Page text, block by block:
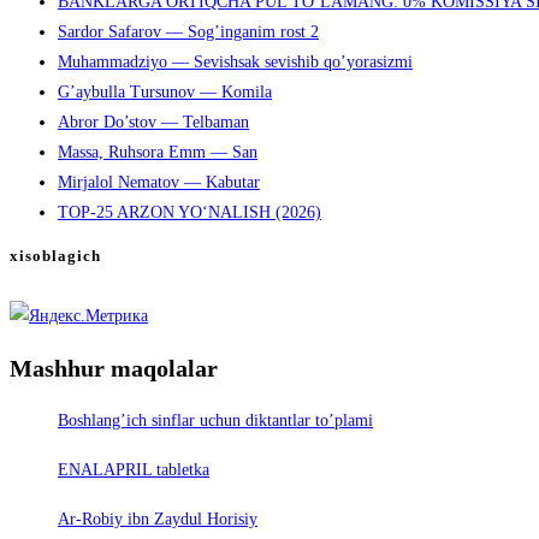
Sardor Safarov — Sog’inganim rost 2
Muhammadziyo — Sevishsak sevishib qo’yorasizmi
G’aybulla Tursunov — Komila
Abror Do’stov — Telbaman
Massa, Ruhsora Emm — San
Mirjalol Nematov — Kabutar
TOP-25 ARZON YO‘NALISH (2026)
xisoblagich
Mashhur maqolalar
Boshlang’ich sinflar uchun diktantlar to’plami
ENALAPRIL tabletka
Ar-Robiy ibn Zaydul Horisiy